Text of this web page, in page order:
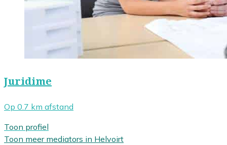
Juridime
Op 0.7 km afstand
Toon profiel
Toon meer mediators in Helvoirt